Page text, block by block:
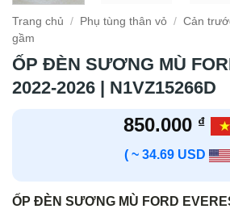
Trang chủ / Phụ tùng thân vỏ / Cản
gầm
ỐP ĐÈN SƯƠNG MÙ
2022-2026 | N1VZ15266D
850.000 ₫
( ~ 34.69 USD
ỐP ĐÈN SƯƠNG MÙ FORD